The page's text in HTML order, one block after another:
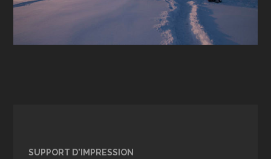
SUPPORT D'IMPRESSION